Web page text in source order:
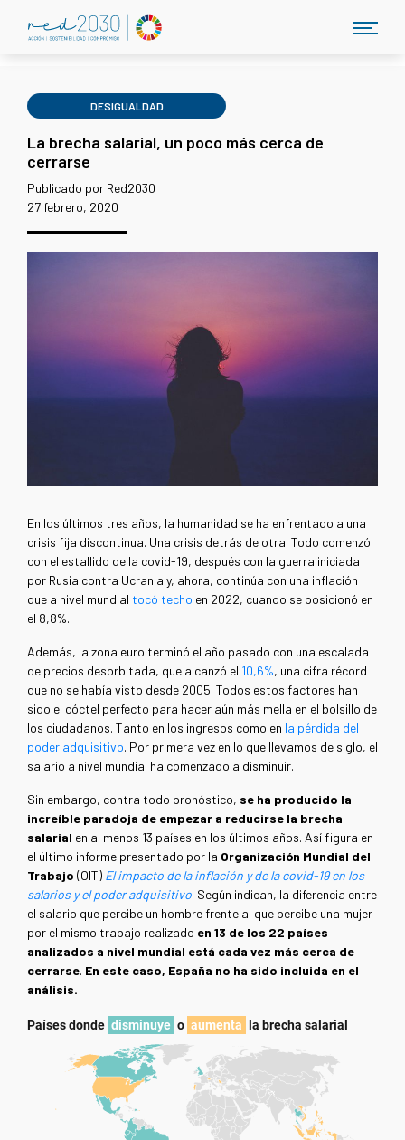
DESIGUALDAD
La brecha salarial, un poco más cerca de
cerrarse
Publicado por Red2030
27 febrero, 2020
En los últimos tres años, la humanidad se ha enfrentado a una
crisis fija discontinua. Una crisis detrás de otra. Todo comenzó
con el estallido de la covid-19, después con la guerra iniciada
por Rusia contra Ucrania y, ahora, continúa con una inflación
que a nivel mundial tocó techo en 2022, cuando se posicionó en
el 8,8%.
Además, la zona euro terminó el año pasado con una escalada
de precios desorbitada, que alcanzó el 10,6%, una cifra récord
que no se había visto desde 2005. Todos estos factores han
sido el cóctel perfecto para hacer aún más mella en el bolsillo de
los ciudadanos. Tanto en los ingresos como en la pérdida del
poder adquisitivo. Por primera vez en lo que llevamos de siglo, el
salario a nivel mundial ha comenzado a disminuir.
Sin embargo, contra todo pronóstico, se ha producido la
increíble paradoja de empezar a reducirse la brecha
salarial en al menos 13 países en los últimos años. Así figura en
el último informe presentado por la Organización Mundial del
Trabajo (OIT) El impacto de la inflación y de la covid-19 en los
salarios y el poder adquisitivo. Según indican, la diferencia entre
el salario que percibe un hombre frente al que percibe una mujer
por el mismo trabajo realizado en 13 de los 22 países
analizados a nivel mundial está cada vez más cerca de
cerrarse. En este caso, España no ha sido incluida en el
análisis.